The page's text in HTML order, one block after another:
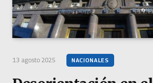
13 agosto 2025 NACIONALES